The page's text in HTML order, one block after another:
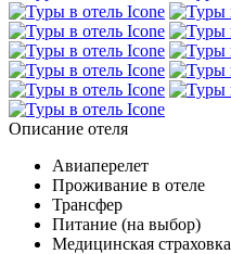
Описание отеля
Авиаперелет
Проживание в отеле
Трансфер
Питание (на выбор)
Медицинская страховка